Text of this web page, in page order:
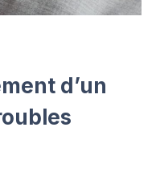
d’un